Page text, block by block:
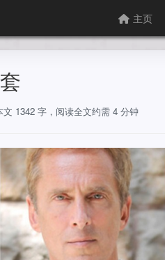
主页
文 1342 字，阅读全文约需 4 分钟